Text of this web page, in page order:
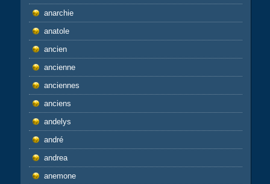
anarchie
anatole
ancien
ancienne
anciennes
anciens
andelys
andré
andrea
anemone